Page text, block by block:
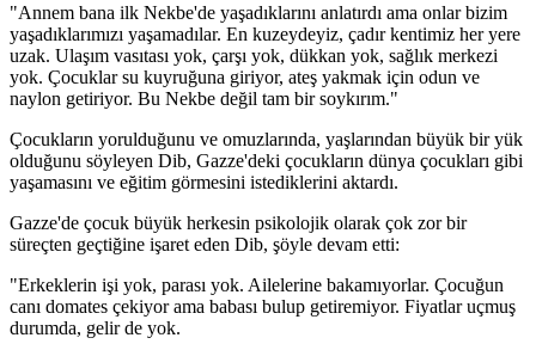
"Annem bana ilk Nekbe'de yaşadıklarını anlatırdı ama onlar bizim
yaşadıklarımızı yaşamadılar. En kuzeydeyiz, çadır kentimiz her yere
uzak. Ulaşım vasıtası yok, çarşı yok, dükkan yok, sağlık merkezi
yok. Çocuklar su kuyruğuna giriyor, ateş yakmak için odun ve
naylon getiriyor. Bu Nekbe değil tam bir soykırım."
Çocukların yorulduğunu ve omuzlarında, yaşlarından büyük bir yük
olduğunu söyleyen Dib, Gazze'deki çocukların dünya çocukları gibi
yaşamasını ve eğitim görmesini istediklerini aktardı.
Gazze'de çocuk büyük herkesin psikolojik olarak çok zor bir
süreçten geçtiğine işaret eden Dib, şöyle devam etti:
"Erkeklerin işi yok, parası yok. Ailelerine bakamıyorlar. Çocuğun
canı domates çekiyor ama babası bulup getiremiyor. Fiyatlar uçmuş
durumda, gelir de yok.